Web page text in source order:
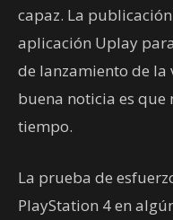
capaz. La
aplicación Uplay
de lanzamiento de la
buena noticia es que
tiempo.
La prueba de
PlayStation 4 en